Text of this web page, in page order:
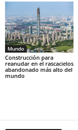
Mundo
Construcción para
reanudar en el rascacielos
abandonado más alto del
mundo